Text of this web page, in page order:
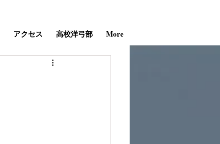
アクセス 高校洋弓部 More